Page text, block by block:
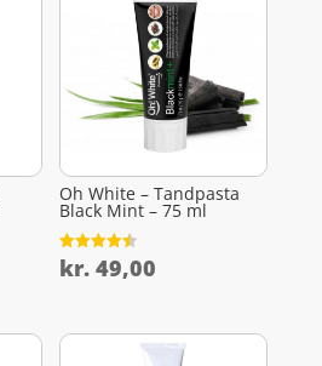
Oh White – Tandpasta
Black Mint – 75 ml
Vurderet
4.5
kr. 49,00